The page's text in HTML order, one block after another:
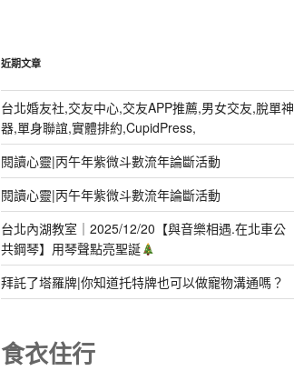
近期文章
台北婚友社,交友中心,交友APP推薦,男女交友,脫單神
器,單身聯誼,實體排約,CupidPress,
閱讀心靈|丙午年紫微斗數流年論斷活動
閱讀心靈|丙午年紫微斗數流年論斷活動
台北內湖教室｜2025/12/20【與音樂相遇.在北車公
共鋼琴】用琴聲點亮聖誕
拜託了塔羅牌|你知道托特牌也可以做寵物溝通嗎？
食衣住行